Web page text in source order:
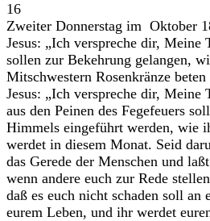
16
Zweiter Donnerstag im Oktober
Jesus: „Ich verspreche dir, Meine
sollen zur Bekehrung gelangen,
Mitschwestern Rosenkränze
Jesus: „Ich verspreche dir, Meine
aus den Peinen des Fegefeuers
Himmels eingeführt werden, wie
werdet in diesem Monat. Seid
das Gerede der Menschen und
wenn andere euch zur Rede
daß es euch nicht schaden soll an
eurem Leben, und ihr werdet